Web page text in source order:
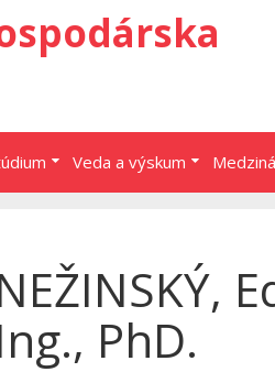
Veda a výskum
PhD.